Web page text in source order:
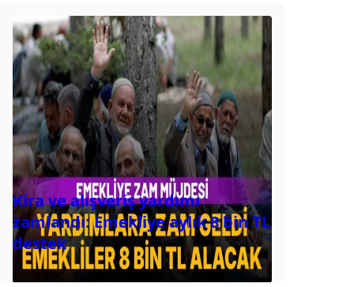
Kira ve alışveriş yardımı
zamlandı: Emekliye aylık 8 bin TL
destek